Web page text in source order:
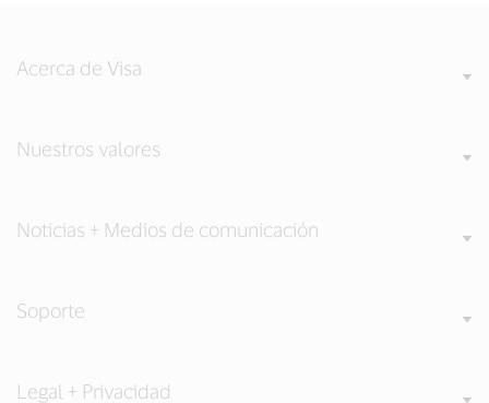
Acerca de Visa
Nuestros valores
Noticias + Medios de comunicación
Soporte
Legal + Privacidad